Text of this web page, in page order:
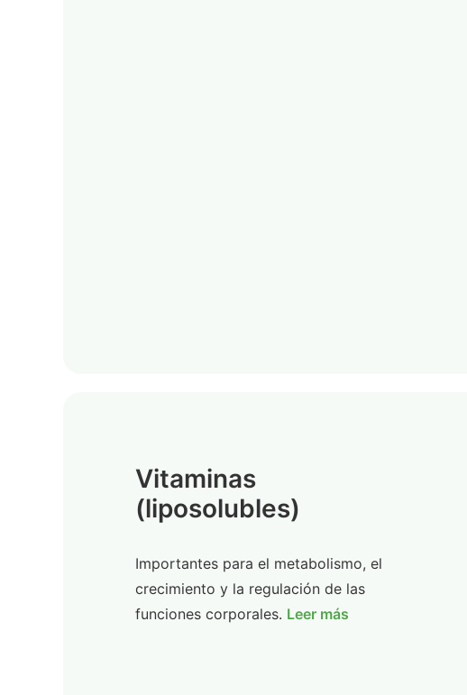
Vitaminas
(liposolubles)
Importantes para el metabolismo, el
crecimiento y la regulación de las
funciones corporales. Leer más